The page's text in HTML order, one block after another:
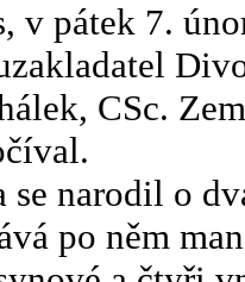
v pátek 7.
CSc.
se narodil o
po něm